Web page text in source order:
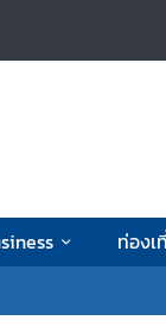
ท่องเ